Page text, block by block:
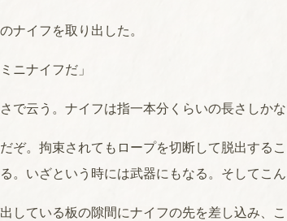
ナイフを取り出した。
ニナイフだ」
で云う。ナイフは指一本分くらいの長さしかな
ぞ。拘束されてもロープを切断して脱出する
。いざという時には武器にもなる。そしてこん
している板の隙間にナイフの先を差し込み、こ